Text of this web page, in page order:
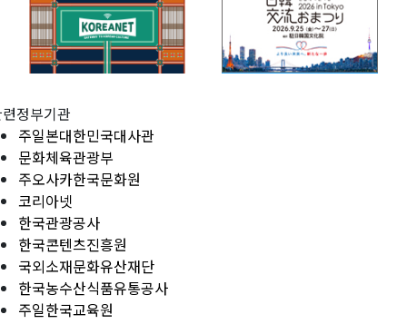
정부기관
주일본대한민국대사관
문화체육관광부
주오사카한국문화원
코리아넷
한국관광공사
한국콘텐츠진흥원
국외소재문화유산재단
한국농수산식품유통공사
주일한국교육원